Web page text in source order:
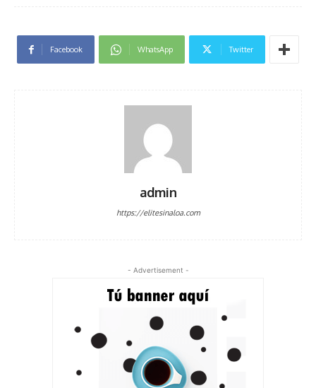
Facebook WhatsApp Twitter
admin
https://elitesinaloa.com
- Advertisement -